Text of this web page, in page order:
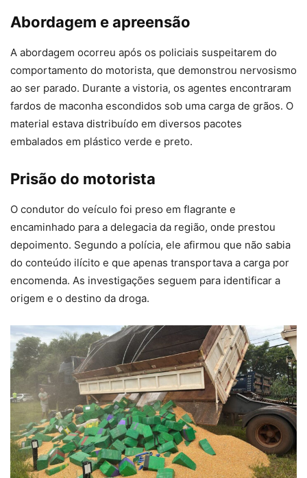
Abordagem e apreensão
A abordagem ocorreu após os policiais suspeitarem do
comportamento do motorista, que demonstrou nervosismo
ao ser parado. Durante a vistoria, os agentes encontraram
fardos de maconha escondidos sob uma carga de grãos. O
material estava distribuído em diversos pacotes
embalados em plástico verde e preto.
Prisão do motorista
O condutor do veículo foi preso em flagrante e
encaminhado para a delegacia da região, onde prestou
depoimento. Segundo a polícia, ele afirmou que não sabia
do conteúdo ilícito e que apenas transportava a carga por
encomenda. As investigações seguem para identificar a
origem e o destino da droga.